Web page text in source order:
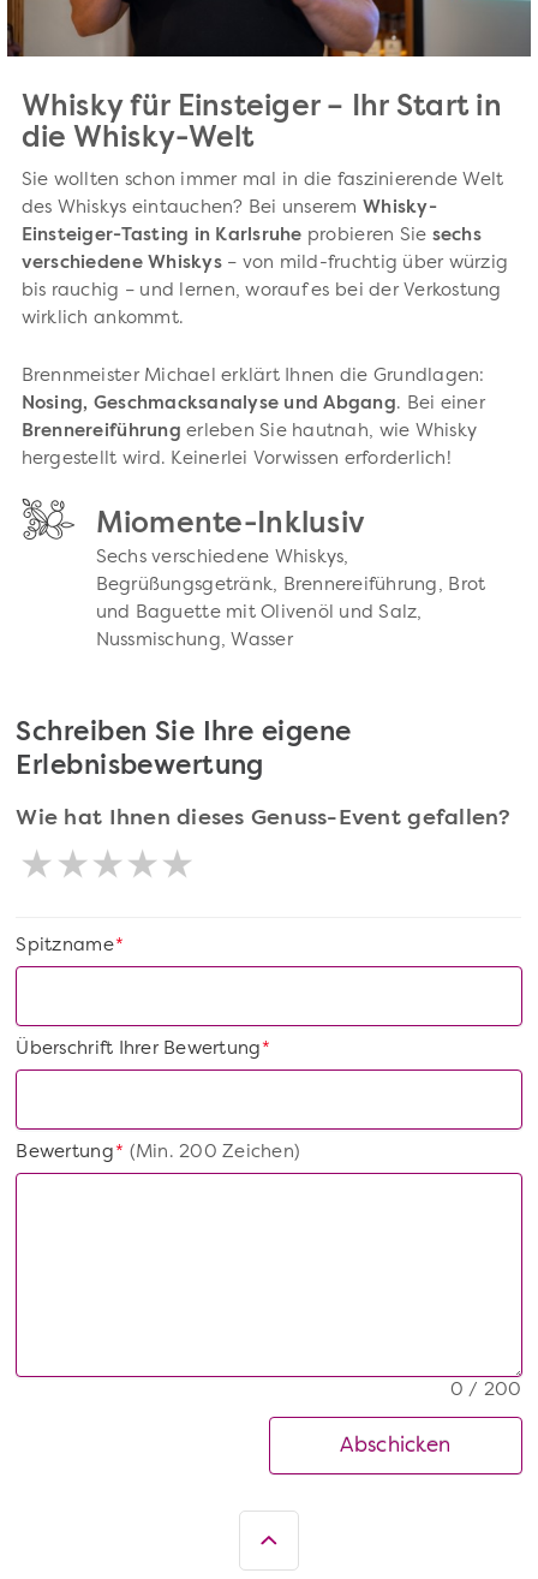
Whisky für Einsteiger – Ihr Start in
die Whisky-Welt
Sie wollten schon immer mal in die faszinierende Welt
des Whiskys eintauchen? Bei unserem Whisky-
Einsteiger-Tasting in Karlsruhe probieren Sie sechs
verschiedene Whiskys– von mild-fruchtig über würzig
bis rauchig – und lernen, worauf es bei der Verkostung
wirklich ankommt.
Brennmeister Michael erklärt Ihnen die Grundlagen:
Nosing, Geschmacksanalyse und Abgang. Bei einer
Brennereiführung erleben Sie hautnah, wie Whisky
hergestellt wird. Keinerlei Vorwissen erforderlich!
Miomente-Inklusiv
Sechs verschiedene Whiskys,
Begrüßungsgetränk, Brennereiführung, Brot
und Baguette mit Olivenöl und Salz,
Nussmischung, Wasser
Schreiben Sie Ihre eigene
Erlebnisbewertung
Wie hat Ihnen dieses Genuss-Event gefallen?
*
Spitzname
*
Überschrift Ihrer Bewertung
*
Bewertung(Min. 200 Zeichen)
0 / 200
Abschicken